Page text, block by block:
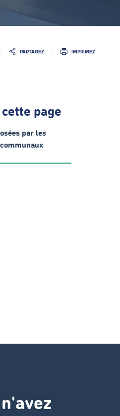
PARTAGEZ IMPRIMEZ
page
par les